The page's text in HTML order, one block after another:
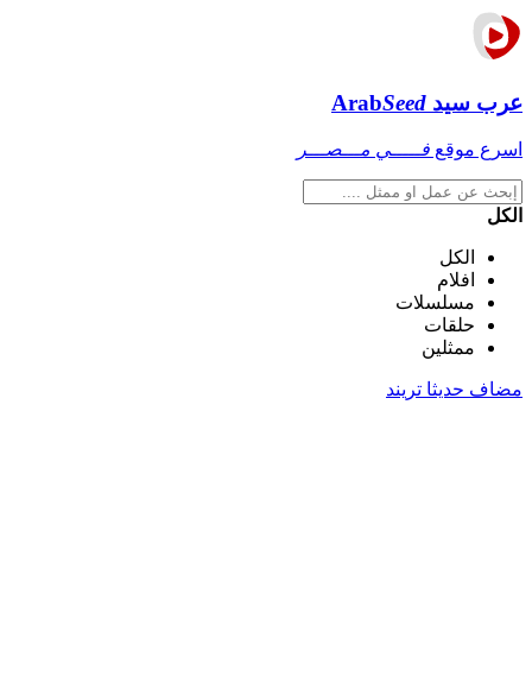
عرب سيد ArabSeed
اسرع موقع فـــــي مـــصـــر
الكل
الكل
افلام
مسلسلات
حلقات
ممثلين
مضاف حديثا تريند